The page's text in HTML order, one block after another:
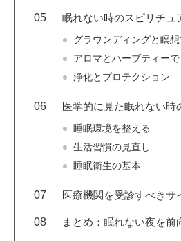
眠れない時のスピリチュ
グラウンディングと瞑
アロマとハーブティー
浄化とプロテクション
医学的に見た眠れない時
睡眠環境を整える
生活習慣の見直し
睡眠衛生の基本
医療機関を受診すべきサ
まとめ：眠れない夜を前